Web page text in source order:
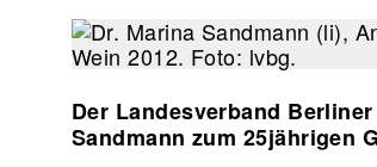
Der Landesverband
Sandmann zum 25jährigen